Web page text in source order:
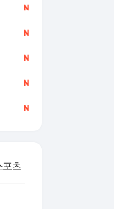
포츠